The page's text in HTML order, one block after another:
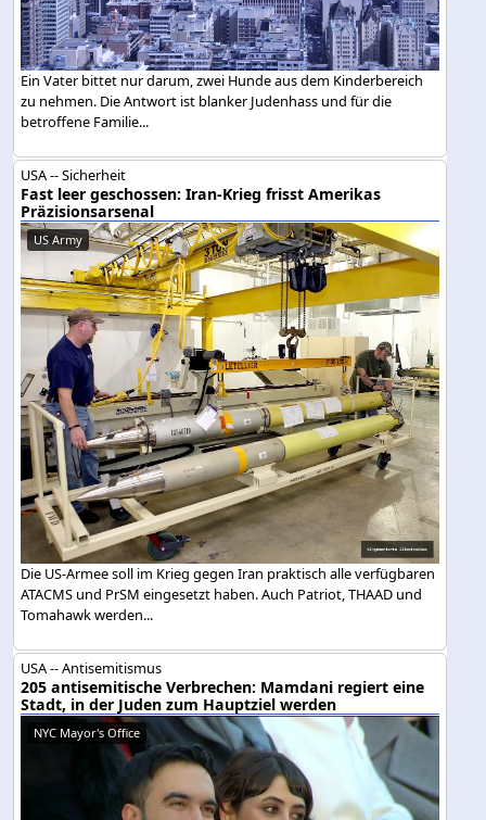
Ein Vater bittet nur darum, zwei Hunde aus dem Kinderbereich
zu nehmen. Die Antwort ist blanker Judenhass und für die
betroffene Familie...
USA -- Sicherheit
Fast leer geschossen: Iran-Krieg frisst Amerikas
Präzisionsarsenal
US Army
Die US-Armee soll im Krieg gegen Iran praktisch alle verfügbaren
ATACMS und PrSM eingesetzt haben. Auch Patriot, THAAD und
Tomahawk werden...
USA -- Antisemitismus
205 antisemitische Verbrechen: Mamdani regiert eine
Stadt, in der Juden zum Hauptziel werden
NYC Mayor's Office